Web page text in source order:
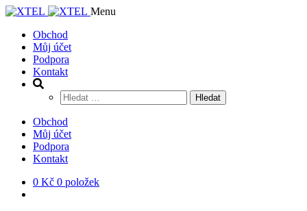
Přeskočit
navigaci
Přejít
obsahu
webu
Menu
Obchod
Můj účet
Podpora
Kontakt
Vyhledávání
Obchod
Můj účet
Podpora
Kontakt
0 Kč 0 položek